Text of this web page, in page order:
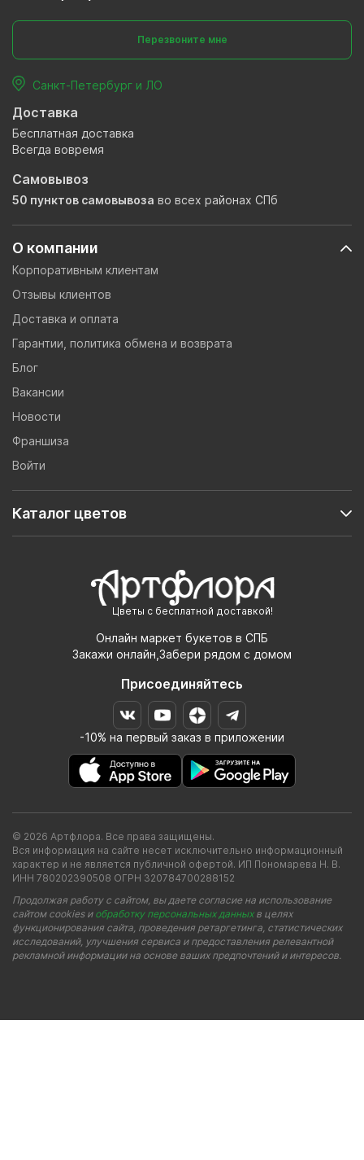
Цветы с бесплатной доставкой!
Онлайн маркет букетов в СПБ
Закажи онлайн,Забери рядом с домом
Присоединяйтесь
-10% на первый заказ в приложении
О компании
Корпоративным клиентам
Отзывы клиентов
Доставка и оплата
Гарантии, политика обмена и возврата
Блог
Вакансии
Новости
Франшиза
Войти
Каталог цветов
Перезвоните мне
Санкт-Петербург и ЛО
Доставка
Бесплатная доставка
Всегда вовремя
Самовывоз
50 пунктов самовывоза во всех районах СПб
© 2026 Артфлора. Все права защищены.
Вся информация на сайте несет исключительно информационный
характер и не является публичной офертой. ИП Пономарева Н. В.
ИНН 780202390508 ОГРН 320784700288152
Продолжая работу с сайтом, вы даете согласие на использование
сайтом cookies и обработку персональных данныхв целях
функционирования сайта, проведения ретаргетинга, статистических
исследований, улучшения сервиса и предоставления релевантной
рекламной информации на основе ваших предпочтений и интересов.